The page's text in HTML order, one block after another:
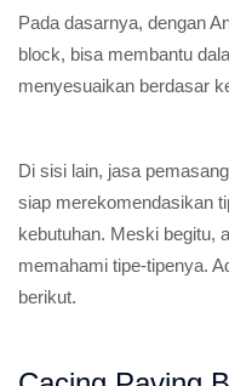
Pada dasarnya, dengan
block, bisa membantu
menyesuaikan berdasar
Di sisi lain, jasa
siap merekomendasikan
kebutuhan. Meski begitu,
memahami tipe-tipenya.
berikut.